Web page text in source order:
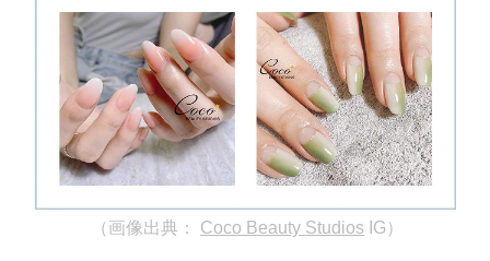
（画像出典： Coco Beauty Studios IG）